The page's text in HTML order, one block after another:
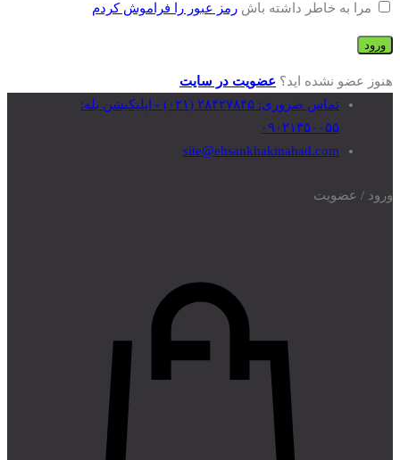
مرا به خاطر داشته باش رمز عبور را فراموش کردم
هنوز عضو نشده اید؟ عضویت در سایت
تماس‌ ضروری: ۲۸۴۲۷۸۴۵ (۰۲۱) - اپلیکیشن بله:
۰۹۰۲۱۳۵۰۰۵۵
site@ehsankhakinahad.com
ورود / عضویت